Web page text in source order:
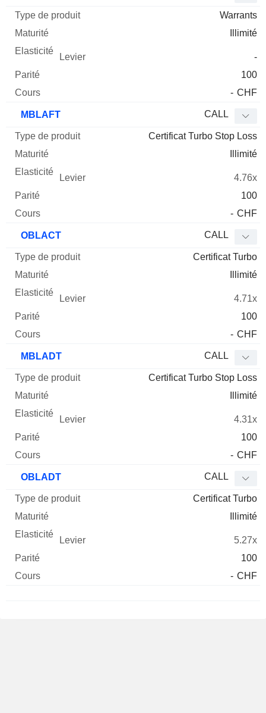
Warrants
Illimité
-
100
- CHF
MBLAFT CALL
Certificat Turbo Stop Loss
Illimité
4.76x
100
- CHF
OBLACT CALL
Certificat Turbo
Illimité
4.71x
100
- CHF
MBLADT CALL
Certificat Turbo Stop Loss
Illimité
4.31x
100
- CHF
OBLADT CALL
Certificat Turbo
Illimité
5.27x
100
- CHF